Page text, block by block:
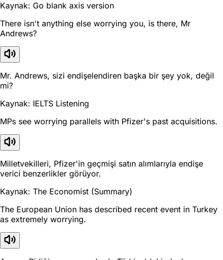
Kaynak: Go blank axis version
There isn't anything else worrying you, is there, Mr
Andrews?
Mr. Andrews, sizi endişelendiren başka bir şey yok, değil
mi?
Kaynak: IELTS Listening
MPs see worrying parallels with Pfizer's past acquisitions.
Milletvekilleri, Pfizer'in geçmişi satın alımlarıyla endişe
verici benzerlikler görüyor.
Kaynak: The Economist (Summary)
The European Union has described recent event in Turkey
as extremely worrying.